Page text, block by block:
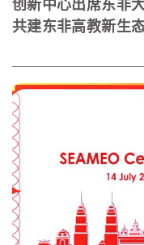
创新中心出席东非
共建东非高教新生